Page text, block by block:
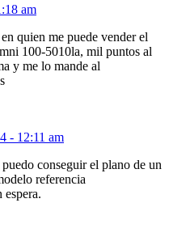
am
quien me puede vender el
100-5010la, mil puntos al
y me lo mande al
- 12:11 am
conseguir el plano de un
referencia
espera.